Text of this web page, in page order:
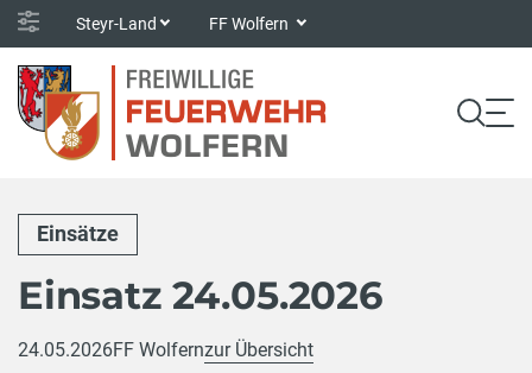
Steyr-Land FF Wolfern
Einsätze
Einsatz 24.05.2026
24.05.2026FF Wolfernzur Übersicht